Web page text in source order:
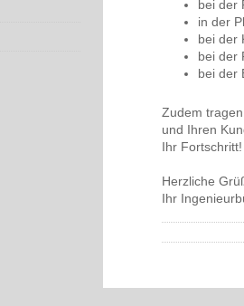
bei der
in der
bei der
bei der
bei der
Zudem
und Ihren
Ihr Fortschritt!
Herzliche
Ihr